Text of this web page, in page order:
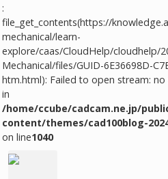
:
file_get_contents(https://
mechanical/learn-
explore/caas/CloudHelp/cloudhelp/
Mechanical/files/GUID-6E36698D-
htm.html): Failed to open stream:
in
/home/ccube/cadcam.ne.jp/
content/themes/cad100blog-
on line1040